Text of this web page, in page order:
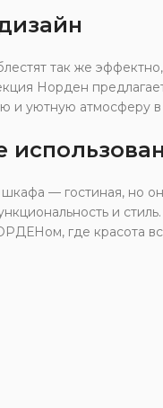
так же
Норден
и уютную атмосферу
— гостиная, но
и
где красота